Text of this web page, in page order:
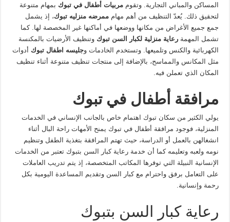
المساكن والمباني التجارية. وتقوممربيات أطفال في تبوك بمهام متنوعة
لتحقيق ذلك. يُعدّ التنظيف من أهم مهامممرضه منزليه تبوك، إذ يشمل
جمع جميع الأغراض من مكانها ووضعها في أماكنها غير المخصصة لها. كما
تشمل المهمةرعاية منزلية لكبار السن تبوكوتنظيف الأرضيات بالمكنسة
الكهربائية والكنس وتلميعها. وتستخدم الخادمات وجليسه اطفال تبوك أدوات
مثل المكانس والمماسح، بالإضافة إلى منتجات تنظيف متنوعة أثناء تنظيف
المكان الذي تعملن فيه.
مرافقة أطفال في تبوك
يولي الكثير من سكان تبوك اهتمام خاص بالجانب الإنساني في الخدمات
المنزلية، فوجود مرافقة أطفال في تبوك يمنح الأمهات راحة البال أثناء
انشغالهن بالعمل أو الدراسة، حيث تهتم المرافقة بتغذية الطفل وتنظيم
نومه ولعبه وتعليمه كما أن خدمة رعاية كبار السن بتبوك تعتبر من الخدمات
الإنسانية النبيلة التي توفرها المكاتب المتخصصة، إذ يتم تدريب العاملات
على التعامل برفق واحترام مع كبار السن وتقديم المساعدة اليومية بكل
رحمة وإنسانية.
رعاية كبار السن بتبوك